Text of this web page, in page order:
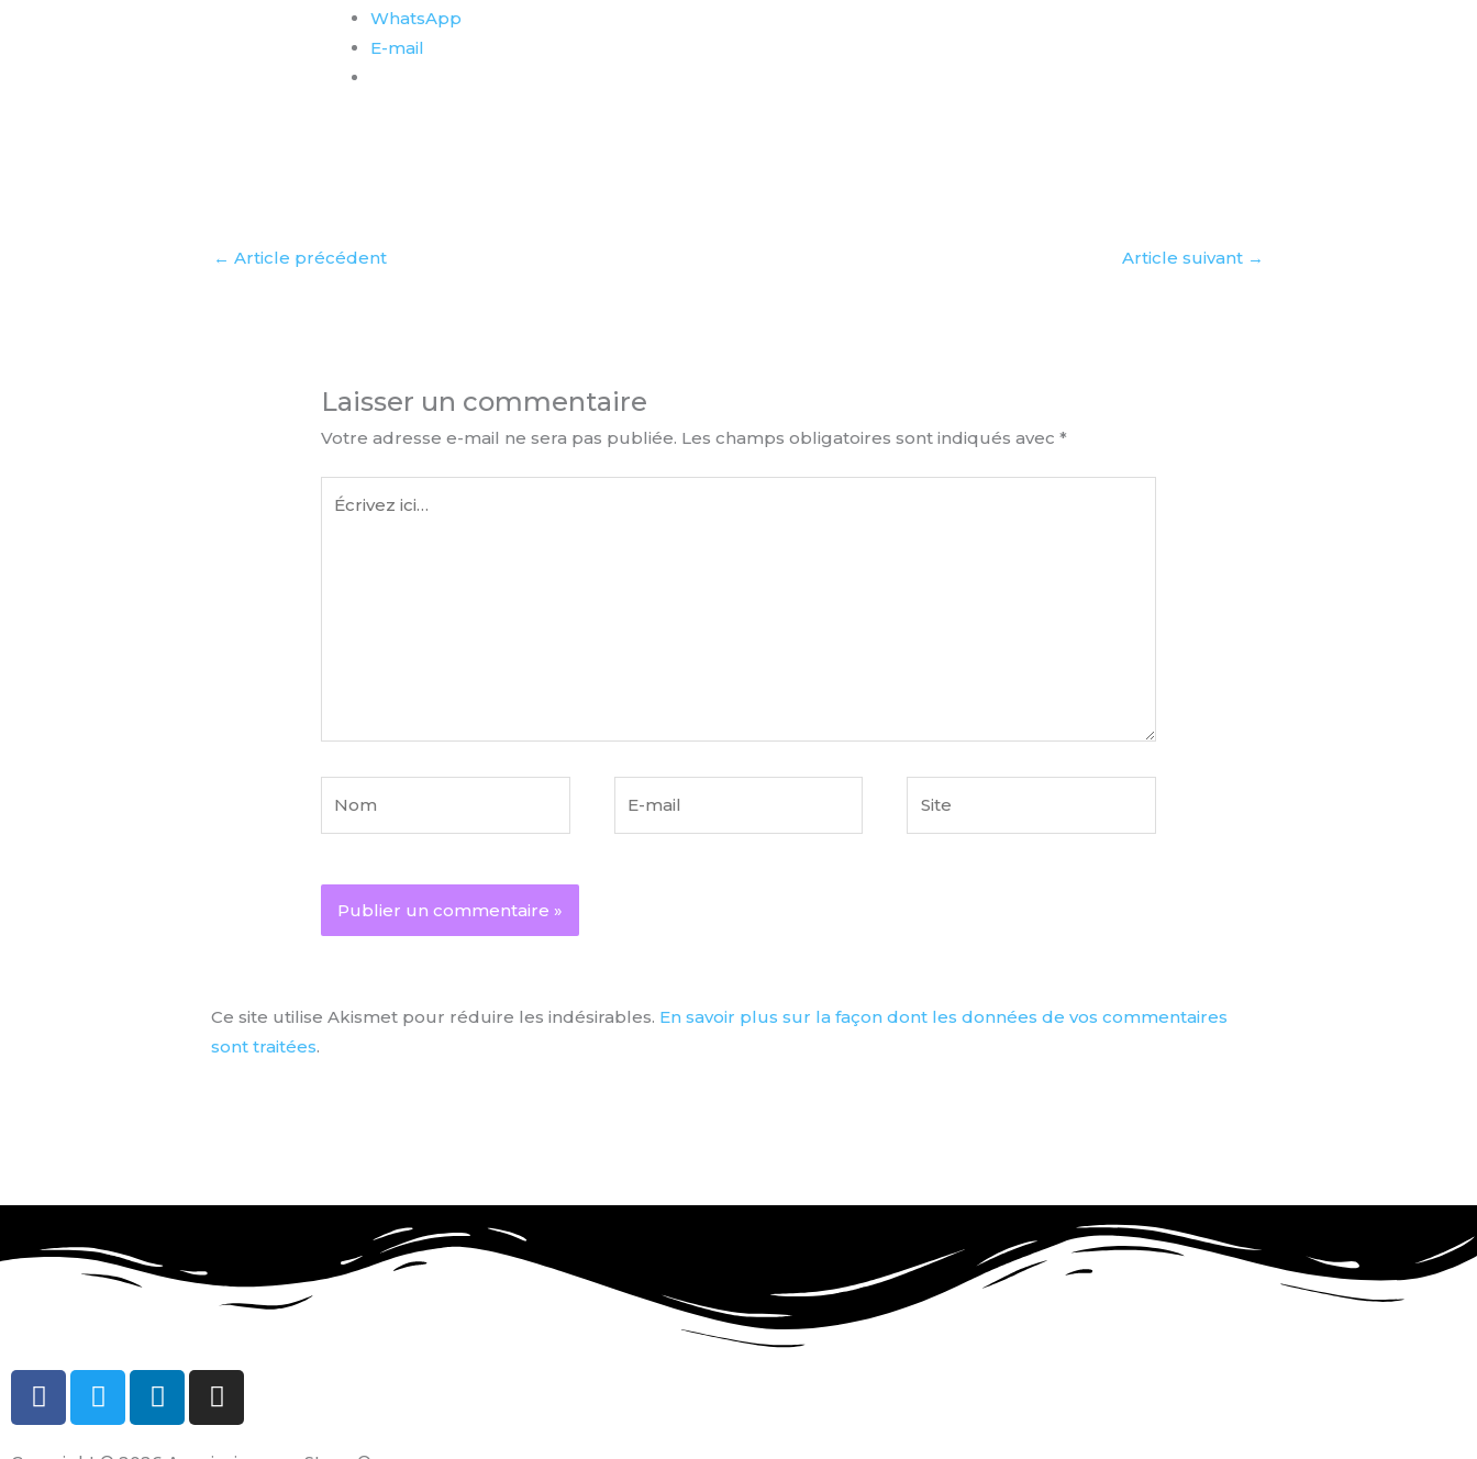
WhatsApp
E-mail
← Article précédent Article suivant →
Laisser un commentaire
Votre adresse e-mail ne sera pas publiée. Les champs obligatoires sont indiqués avec*
Écrivez
Ce site utilise Akismet pour réduire les indésirables. En savoir plus sur la façon dont les données de vos commentaires
sont traitées.
F
a
T
w
L
i
I
n